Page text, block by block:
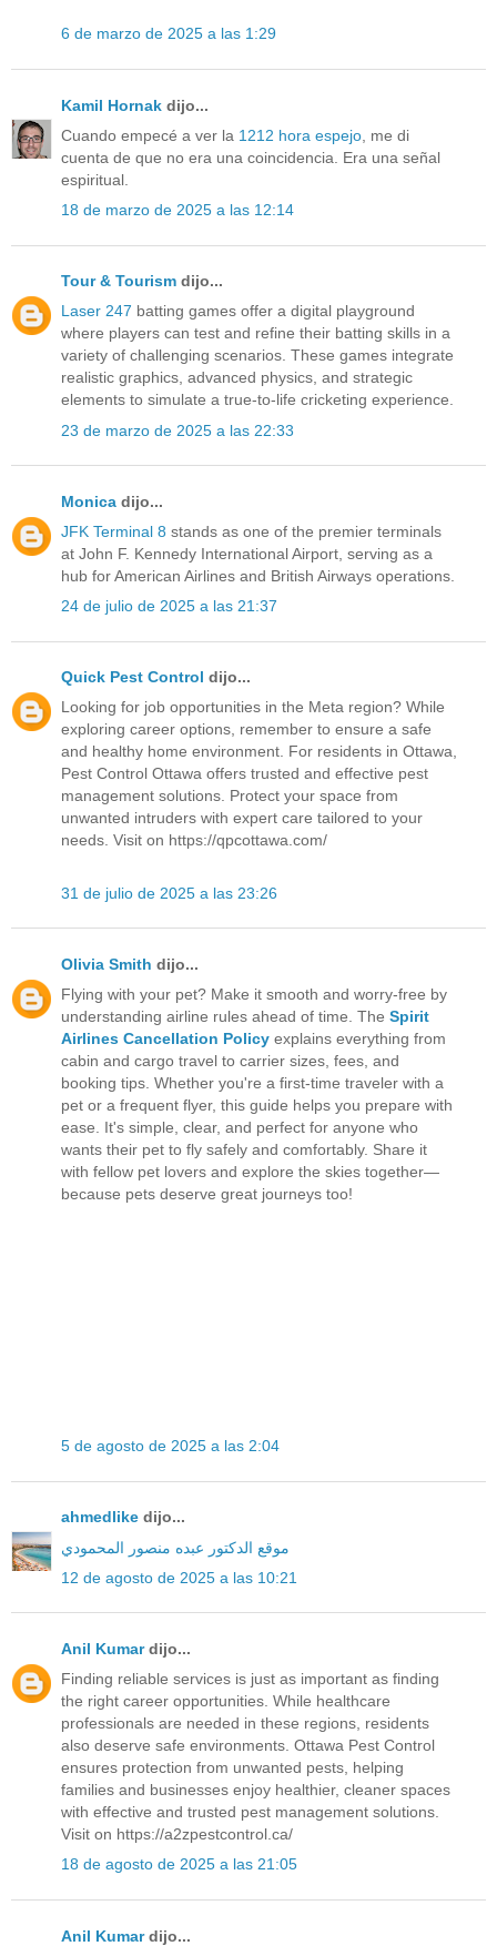
6 de marzo de 2025 a las 1:29
Kamil Hornak dijo...
Cuando empecé a ver la 1212 hora espejo , me di
cuenta de que no era una coincidencia. Era una señal
espiritual.
18 de marzo de 2025 a las 12:14
Tour & Tourism dijo...
Laser 247 batting games offer a digital playground
where players can test and refine their batting skills in a
variety of challenging scenarios. These games integrate
realistic graphics, advanced physics, and strategic
elements to simulate a true-to-life cricketing experience.
23 de marzo de 2025 a las 22:33
Monica dijo...
JFK Terminal 8 stands as one of the premier terminals
at John F. Kennedy International Airport, serving as a
hub for American Airlines and British Airways operations.
24 de julio de 2025 a las 21:37
Quick Pest Control dijo...
Looking for job opportunities in the Meta region? While
exploring career options, remember to ensure a safe
and healthy home environment. For residents in Ottawa,
Pest Control Ottawa offers trusted and effective pest
management solutions. Protect your space from
unwanted intruders with expert care tailored to your
needs. Visit on https://qpcottawa.com/
31 de julio de 2025 a las 23:26
Olivia Smith dijo...
Flying with your pet? Make it smooth and worry-free by
understanding airline rules ahead of time. The Spirit
Airlines Cancellation Policy explains everything from
cabin and cargo travel to carrier sizes, fees, and
booking tips. Whether you're a first-time traveler with a
pet or a frequent flyer, this guide helps you prepare with
ease. It's simple, clear, and perfect for anyone who
wants their pet to fly safely and comfortably. Share it
with fellow pet lovers and explore the skies together—
because pets deserve great journeys too!
5 de agosto de 2025 a las 2:04
ahmedlike dijo...
موقع الدكتور عبده منصور المحمودي
12 de agosto de 2025 a las 10:21
Anil Kumardijo...
Finding reliable services is just as important as finding
the right career opportunities. While healthcare
professionals are needed in these regions, residents
also deserve safe environments. Ottawa Pest Control
ensures protection from unwanted pests, helping
families and businesses enjoy healthier, cleaner spaces
with effective and trusted pest management solutions.
Visit on https://a2zpestcontrol.ca/
18 de agosto de 2025 a las 21:05
Anil Kumardijo...